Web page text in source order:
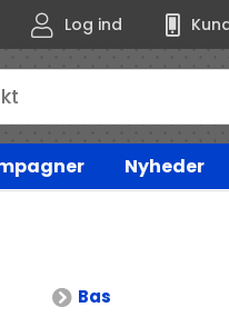
Log ind
Nyheder
Bas